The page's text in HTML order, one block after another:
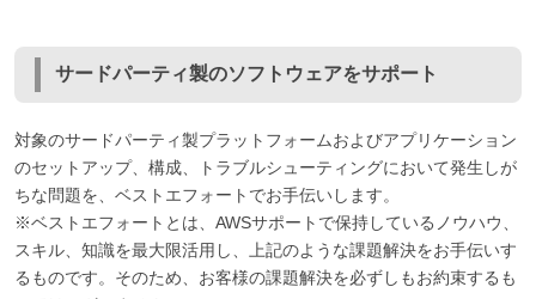
サードパーティ製のソフトウェアをサポート
対象のサードパーティ製プラットフォームおよびアプリケーション
のセットアップ、構成、トラブルシューティングにおいて発生しが
ちな問題を、ベストエフォートでお手伝いします。
※ベストエフォートとは、AWSサポートで保持しているノウハウ、
スキル、知識を最大限活用し、上記のような課題解決をお手伝いす
るものです。そのため、お客様の課題解決を必ずしもお約束するも